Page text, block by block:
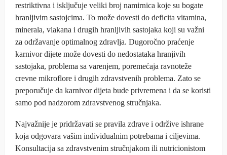
restriktivna i isključuje veliki broj namirnica koje su bogate
hranljivim sastojcima. To može dovesti do deficita vitamina,
minerala, vlakana i drugih hranljivih sastojaka koji su važni
za održavanje optimalnog zdravlja. Dugoročno praćenje
karnivor dijete može dovesti do nedostataka hranjivih
sastojaka, problema sa varenjem, poremećaja ravnoteže
crevne mikroflore i drugih zdravstvenih problema. Zato se
preporučuje da karnivor dijeta bude privremena i da se koristi
samo pod nadzorom zdravstvenog stručnjaka.
Najvažnije je pridržavati se pravila zdrave i održive ishrane
koja odgovara vašim individualnim potrebama i ciljevima.
Konsultacija sa zdravstvenim stručnjakom ili nutricionistom